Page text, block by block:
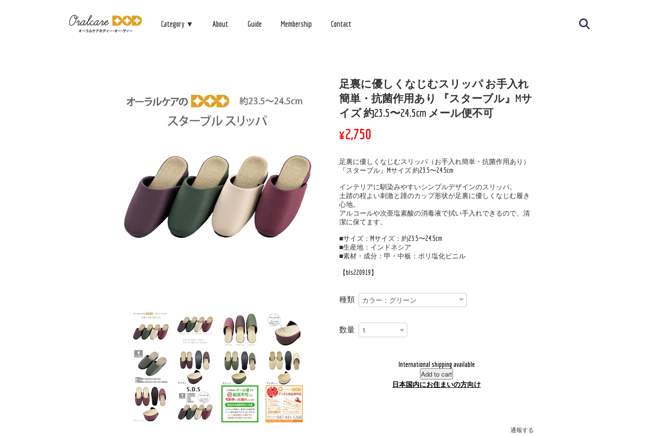
Category ▼ About Guide Membership Contact
足裏に優しくなじむスリッパ お手入れ
簡単・抗菌作用あり 『スターブル』Mサ
イズ 約23.5〜24.5cm メール便不可
¥2,750
足裏に優しくなじむスリッパ（お手入れ簡単・抗菌作用あり）
『スターブル』Mサイズ 約23.5〜24.5cm
インテリアに馴染みやすいシンプルデザインのスリッパ。
土踏の程よい刺激と踵のカップ形状が足裏に優しくなじむ履き
心地。
アルコールや次亜塩素酸の消毒液で拭い手入れできるので、清
潔に保てます。
■サイズ：Mサイズ：約23.5〜24.5cm
■生産地：インドネシア
■素材・成分：甲・中板：ポリ塩化ビニル
【bls220919】
種類
数量
International shipping available
Add to cart
日本国内にお住まいの方向け
通報する